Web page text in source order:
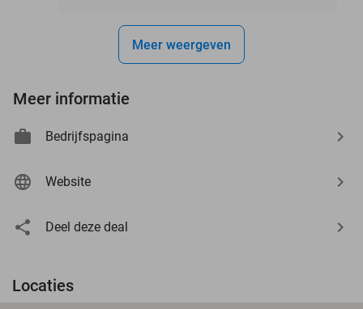
Meer weergeven
Meer informatie
Bedrijfspagina
Website
Deel deze deal
Locaties